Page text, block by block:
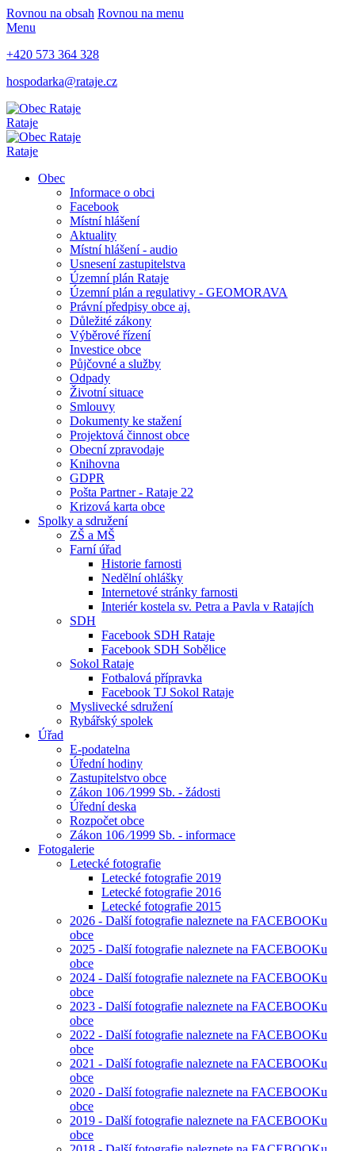
Rovnou na obsah Rovnou na menu
Menu
+420 573 364 328
hospodarka@rataje.cz
Rataje
Rataje
Obec
Informace o obci
Facebook
Místní hlášení
Aktuality
Místní hlášení - audio
Usnesení zastupitelstva
Územní plán Rataje
Územní plán a regulativy - GEOMORAVA
Právní předpisy obce aj.
Důležité zákony
Výběrové řízení
Investice obce
Půjčovné a služby
Odpady
Životní situace
Smlouvy
Dokumenty ke stažení
Projektová činnost obce
Obecní zpravodaje
Knihovna
GDPR
Pošta Partner - Rataje 22
Krizová karta obce
Spolky a sdružení
ZŠ a MŠ
Farní úřad
Historie farnosti
Nedělní ohlášky
Internetové stránky farnosti
Interiér kostela sv. Petra a Pavla v Ratajích
SDH
Facebook SDH Rataje
Facebook SDH Sobělice
Sokol Rataje
Fotbalová přípravka
Facebook TJ Sokol Rataje
Myslivecké sdružení
Rybářský spolek
Úřad
E-podatelna
Úřední hodiny
Zastupitelstvo obce
Zákon 106 ⁄1999 Sb. - žádosti
Úřední deska
Rozpočet obce
Zákon 106 ⁄1999 Sb. - informace
Fotogalerie
Letecké fotografie
Letecké fotografie 2019
Letecké fotografie 2016
Letecké fotografie 2015
2026 - Další fotografie naleznete na FACEBOOKu
obce
2025 - Další fotografie naleznete na FACEBOOKu
obce
2024 - Další fotografie naleznete na FACEBOOKu
obce
2023 - Další fotografie naleznete na FACEBOOKu
obce
2022 - Další fotografie naleznete na FACEBOOKu
obce
2021 - Další fotografie naleznete na FACEBOOKu
obce
2020 - Další fotografie naleznete na FACEBOOKu
obce
2019 - Další fotografie naleznete na FACEBOOKu
obce